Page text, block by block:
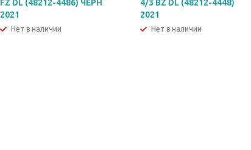
FZ DL (48212-4486) ЧЁРН
2021
Нет в наличии
4/3 BZ DL (48212-4448)
2021
Нет в наличии